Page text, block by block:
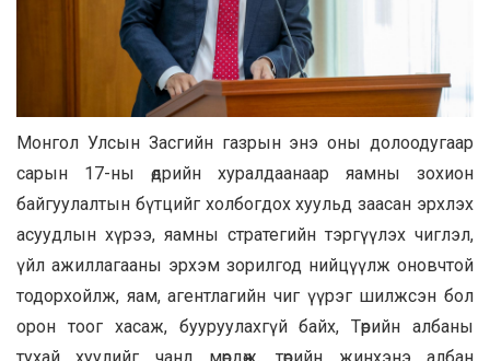
Монгол Улсын Засгийн газрын энэ оны долоодугаар
сарын 17-ны өдрийн хуралдаанаар яамны зохион
байгуулалтын бүтцийг холбогдох хуульд заасан эрхлэх
асуудлын хүрээ, яамны стратегийн тэргүүлэх чиглэл,
үйл ажиллагааны эрхэм зорилгод нийцүүлж оновчтой
тодорхойлж, яам, агентлагийн чиг үүрэг шилжсэн бол
орон тоог хасаж, бууруулахгүй байх, Төрийн албаны